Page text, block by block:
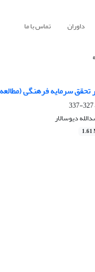
داوران تماس با ما
سرمایه فرهنگی
327-337
دیوسالار
1.61